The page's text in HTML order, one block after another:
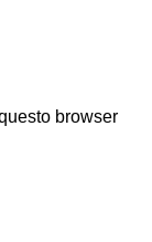
browser